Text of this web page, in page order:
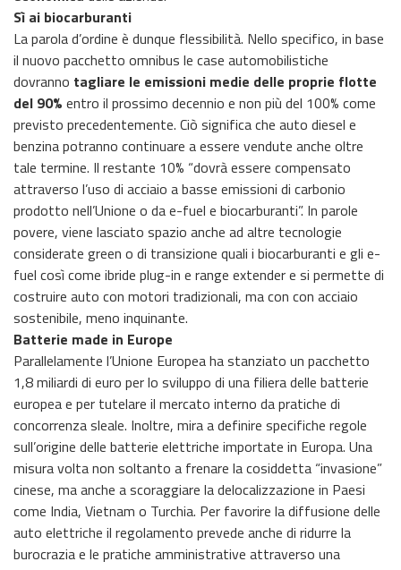
Sì ai biocarburanti
La parola d’ordine è dunque flessibilità. Nello specifico, in base
il nuovo pacchetto omnibus le case automobilistiche
dovranno tagliare le emissioni medie delle proprie flotte
del 90% entro il prossimo decennio e non più del 100% come
previsto precedentemente. Ciò significa che auto diesel e
benzina potranno continuare a essere vendute anche oltre
tale termine. Il restante 10% “dovrà essere compensato
attraverso l’uso di acciaio a basse emissioni di carbonio
prodotto nell’Unione o da e-fuel e biocarburanti”. In parole
povere, viene lasciato spazio anche ad altre tecnologie
considerate green o di transizione quali i biocarburanti e gli e-
fuel così come ibride plug-in e range extender e si permette di
costruire auto con motori tradizionali, ma con con acciaio
sostenibile, meno inquinante.
Batterie made in Europe
Parallelamente l’Unione Europea ha stanziato un pacchetto
1,8 miliardi di euro per lo sviluppo di una filiera delle batterie
europea e per tutelare il mercato interno da pratiche di
concorrenza sleale. Inoltre, mira a definire specifiche regole
sull’origine delle batterie elettriche importate in Europa. Una
misura volta non soltanto a frenare la cosiddetta “invasione”
cinese, ma anche a scoraggiare la delocalizzazione in Paesi
come India, Vietnam o Turchia. Per favorire la diffusione delle
auto elettriche il regolamento prevede anche di ridurre la
burocrazia e le pratiche amministrative attraverso una